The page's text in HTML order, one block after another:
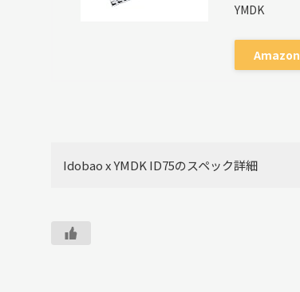
YMDK
Amazon
Idobao x YMDK ID75のスペック詳細